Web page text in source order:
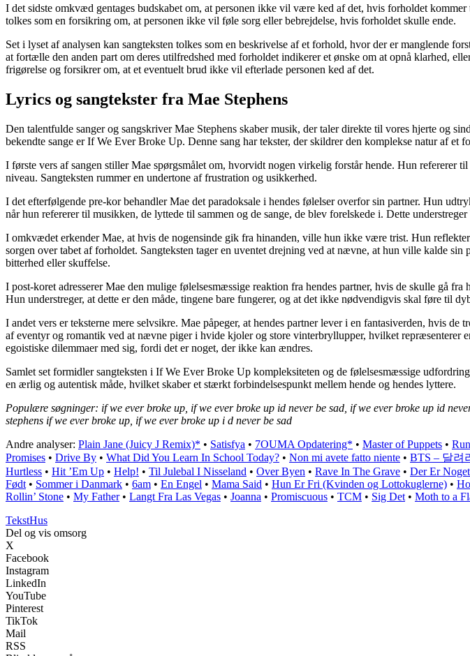
I det sidste omkvæd gentages budskabet om, at personen ikke vil være ked af det, hvis forholdet
tolkes som en forsikring om, at personen ikke vil føle sorg eller bebrejdelse, hvis forholdet skulle ende.
Set i lyset af analysen kan sangteksten tolkes som en beskrivelse af et forhold, hvor der er manglende
at fortælle den anden part om deres utilfredshed med forholdet indikerer et ønske om at opnå klarhed,
frigørelse og forsikrer om, at et eventuelt brud ikke vil efterlade personen ked af det.
Lyrics og sangtekster fra Mae Stephens
Den talentfulde sanger og sangskriver Mae Stephens skaber musik, der taler direkte til vores hjerte og
bekendte sange er If We Ever Broke Up. Denne sang har tekster, der skildrer den komplekse natur af
I første vers af sangen stiller Mae spørgsmålet om, hvorvidt nogen virkelig forstår hende. Hun
niveau. Sangteksten rummer en undertone af frustration og usikkerhed.
I det efterfølgende pre-kor behandler Mae det paradoksale i hendes følelser overfor sin partner. Hun
når hun refererer til musikken, de lyttede til sammen og de sange, de blev forelskede i. Dette
I omkvædet erkender Mae, at hvis de nogensinde gik fra hinanden, ville hun ikke være trist. Hun
sorgen over tabet af forholdet. Sangteksten tager en uventet drejning ved at nævne, at hun ville kalde
bitterhed eller skuffelse.
I post-koret adresserer Mae den mulige følelsesmæssige reaktion fra hendes partner, hvis de skulle gå
Hun understreger, at dette er den måde, tingene bare fungerer, og at det ikke nødvendigvis skal føre til
I andet vers er teksterne mere selvsikre. Mae påpeger, at hendes partner lever i en fantasiverden, hvis
af eventyr og romantik ved at nævne piger i hvide kjoler og store vinterbryllupper, hvilket repræsenterer
egoistiske dilemmaer med sig, fordi det er noget, der ikke kan ændres.
Samlet set formidler sangteksten i If We Ever Broke Up kompleksiteten og de følelsesmæssige
en ærlig og autentisk måde, hvilket skaber et stærkt forbindelsespunkt mellem hende og hendes lyttere.
Populære søgninger: if we ever broke up, if we ever broke up id never be sad, if we ever broke up id
stephens if we ever broke up, if we ever broke up i d never be sad
Andre analyser: Plain Jane (Juicy J Remix)* • Satisfya • 7OUMA Opdatering* • Master of Puppets •
Promises • Drive By • What Did You Learn In School Today? • Non mi avete fatto niente • BTS – 달려
Hurtless • Hit ’Em Up • Help! • Til Julebal I Nisseland • Over Byen • Rave In The Grave • Der Er
Født • Sommer i Danmark • 6am • En Engel • Mama Said • Hun Er Fri (Kvinden og Lottokuglerne) •
Rollin’ Stone • My Father• Langt Fra Las Vegas • Joanna • Promiscuous • TCM • Sig Det • Moth to a
TekstHus
Del og vis omsorg
X
Facebook
Instagram
LinkedIn
YouTube
Pinterest
TikTok
Mail
RSS